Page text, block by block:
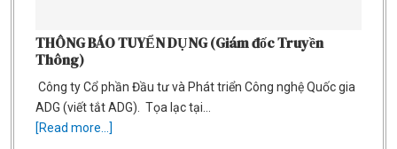
THÔNG BÁO TUYỂN DỤNG (Giám đốc Truyền
Thông)
Công ty Cổ phần Đầu tư và Phát triển Công nghệ Quốc gia
ADG (viết tắt ADG). Tọa lạc tại…
[Read more...]